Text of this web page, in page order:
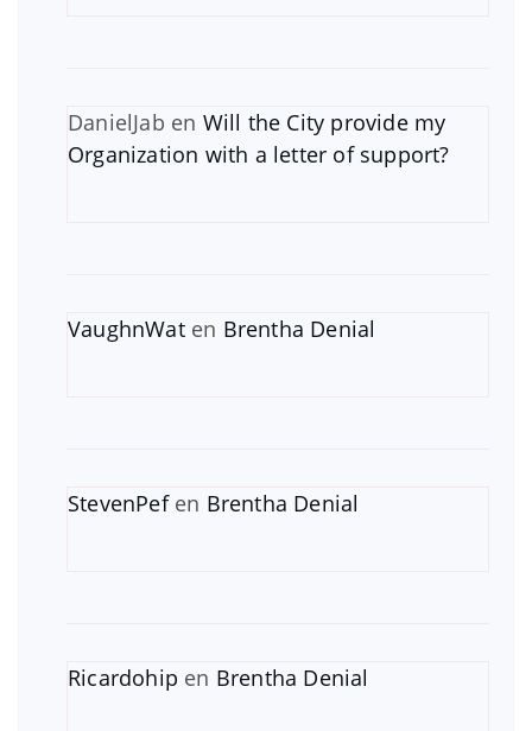
DanielJab en Will the City provide my
Organization with a letter of support?
VaughnWaten Brentha Denial
StevenPefen Brentha Denial
Ricardohip en Brentha Denial